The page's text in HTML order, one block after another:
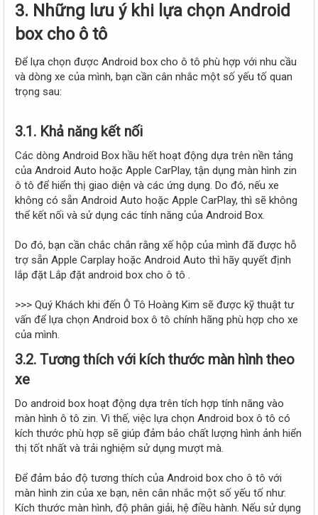
3. Những lưu ý khi lựa chọn Android
box cho ô tô
Để lựa chọn được Android box cho ô tô phù hợp với nhu cầu
và dòng xe của mình, bạn cần cân nhắc một số yếu tố quan
trọng sau:
3.1. Khả năng kết nối
Các dòng Android Box hầu hết hoạt động dựa trên nền tảng
của Android Auto hoặc Apple CarPlay, tận dụng màn hình zin
ô tô để hiển thị giao diện và các ứng dụng. Do đó, nếu xe
không có sẵn Android Auto hoặc Apple CarPlay, thì sẽ không
thể kết nối và sử dụng các tính năng của Android Box.
Do đó, bạn cần chắc chắn rằng xế hộp của mình đã được hỗ
trợ sẵn Apple Carplay hoặc Android Auto thì hãy quyết định
lắp đặt Lắp đặt android box cho ô tô .
>>> Quý Khách khi đến Ô Tô Hoàng Kim sẽ được kỹ thuật tư
vấn để lựa chọn Android box ô tô chính hãng phù hợp cho xe
của mình.
3.2. Tương thích với kích thước màn hình theo
xe
Do android box hoạt động dựa trên tích hợp tính năng vào
màn hình ô tô zin. Vì thế, việc lựa chọn Android box ô tô có
kích thước phù hợp sẽ giúp đảm bảo chất lượng hình ảnh hiển
thị tốt nhất và trải nghiệm sử dụng mượt mà.
Để đảm bảo độ tương thích của Android box cho ô tô với
màn hình zin của xe bạn, nên cân nhắc một số yếu tố như:
Kích thước màn hình, độ phân giải, hệ điều hành. Nếu sử dụng